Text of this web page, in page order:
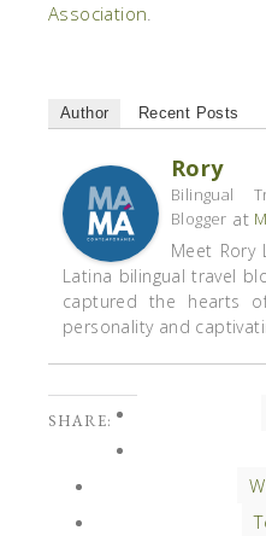
Association.
Author Recent Posts
Rory
Bilingual
Blogger at
Meet Rory
Latina bilingual travel
captured the hearts
personality and
SHARE: